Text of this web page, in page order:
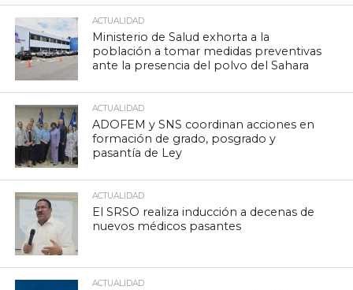
ACTUALIDAD
Ministerio de Salud exhorta a la
población a tomar medidas preventivas
ante la presencia del polvo del Sahara
ACTUALIDAD
ADOFEM y SNS coordinan acciones en
formación de grado, posgrado y
pasantía de Ley
ACTUALIDAD
El SRSO realiza inducción a decenas de
nuevos médicos pasantes
ACTUALIDAD